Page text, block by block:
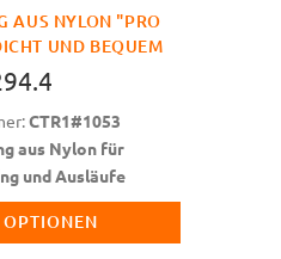
AUS NYLON "PRO
UND BEQUEM
CTR1#1053
aus Nylon für
und Ausläufe